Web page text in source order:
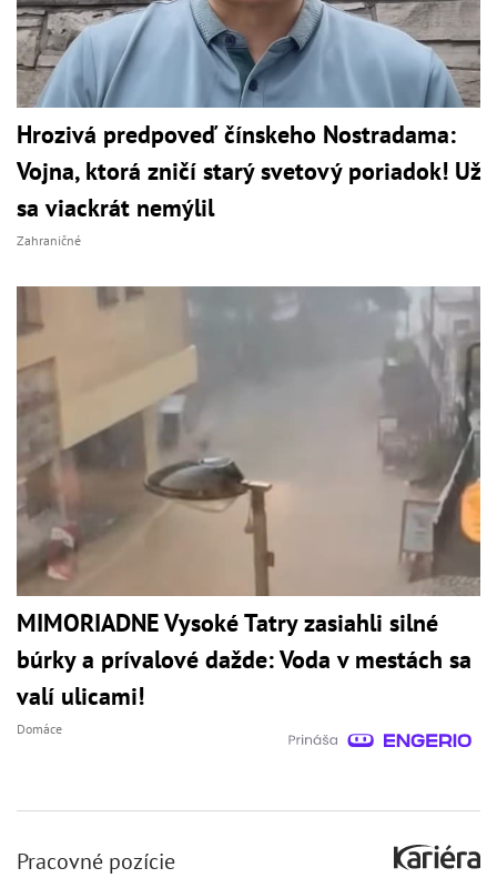
Hrozivá predpoveď čínskeho Nostradama:
Vojna, ktorá zničí starý svetový poriadok! Už
sa viackrát nemýlil
Zahraničné
MIMORIADNE Vysoké Tatry zasiahli silné
búrky a prívalové dažde: Voda v mestách sa
valí ulicami!
Domáce
Pracovné pozície